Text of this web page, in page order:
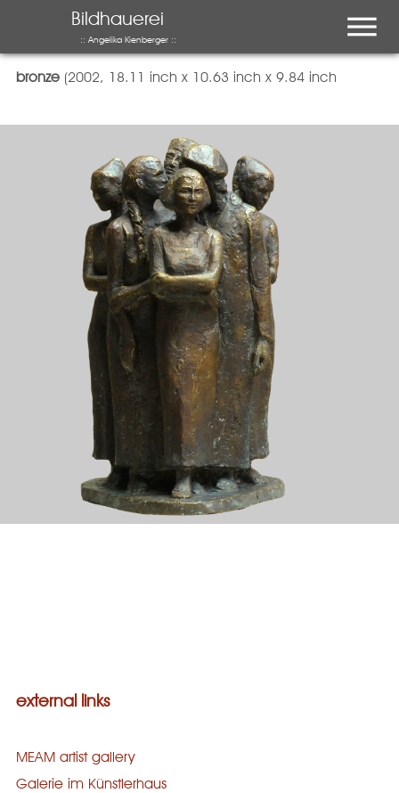
Bildhauerei
:: Angelika Kienberger ::
Waiting Bronze
bronze (2002, 18.11 inch x 10.63 inch x 9.84 inch
auch interessant …
external links
MEAM artist gallery
Galerie im Künstlerhaus